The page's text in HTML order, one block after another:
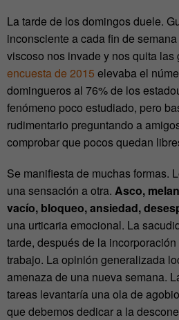
La tarde de los domingos duele.
inconsciente a cada fin de
viscoso nos invade y nos quita las
encuesta de 2015 elevaba el
domingueros al 76% de los
fenómeno poco estudiado, pero
rudimentario preguntando a
comprobar que pocos quedan
Se manifiesta de muchas formas.
una sensación a otra. Asco,
vacío, bloqueo, ansiedad,
una urticaria emocional. La
tarde, después de la
trabajo. La opinión generalizada
amenaza de una nueva semana.
tareas levantaría una ola de
que debemos dedicar a la